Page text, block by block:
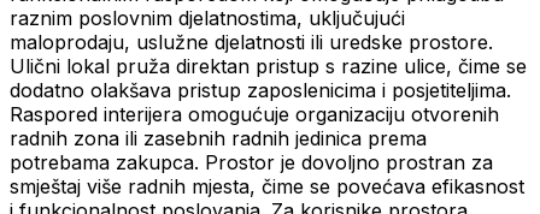
raznim poslovnim djelatnostima, uključujući
maloprodaju, uslužne djelatnosti ili uredske prostore.
Ulični lokal pruža direktan pristup s razine ulice, čime se
dodatno olakšava pristup zaposlenicima i posjetiteljima.
Raspored interijera omogućuje organizaciju otvorenih
radnih zona ili zasebnih radnih jedinica prema
potrebama zakupca. Prostor je dovoljno prostran za
smještaj više radnih mjesta, čime se povećava efikasnost